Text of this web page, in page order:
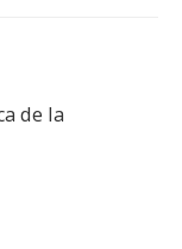
de la